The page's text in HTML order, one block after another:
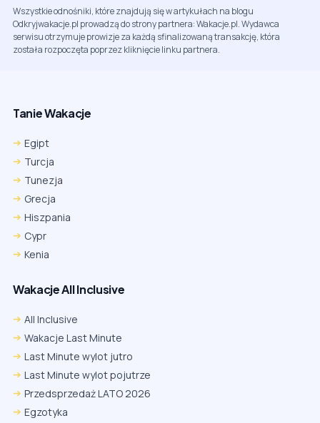
Wszystkie odnośniki, które znajdują się w artykułach na blogu
Odkryjwakacje.pl prowadzą do strony partnera: Wakacje.pl. Wydawca
serwisu otrzymuje prowizje za każdą sfinalizowaną transakcję, która
została rozpoczęta poprzez kliknięcie linku partnera.
Tanie Wakacje
Egipt
Turcja
Tunezja
Grecja
Hiszpania
Cypr
Kenia
Wakacje All Inclusive
All Inclusive
Wakacje Last Minute
Last Minute wylot jutro
Last Minute wylot pojutrze
Przedsprzedaż LATO 2026
Egzotyka